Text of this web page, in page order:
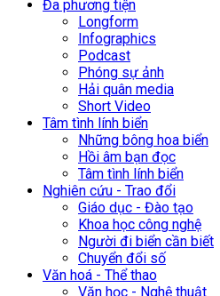
Đa phương tiện
Longform
Infographics
Podcast
Phóng sự ảnh
Hải quân media
Short Video
Tâm tình lính biển
Những bông hoa biển
Hồi âm bạn đọc
Tâm tình lính biển
Nghiên cứu - Trao đổi
Giáo dục - Đào tạo
Khoa học công nghệ
Người đi biển cần biết
Chuyển đổi số
Văn hoá - Thể thao
Văn học - Nghệ thuật